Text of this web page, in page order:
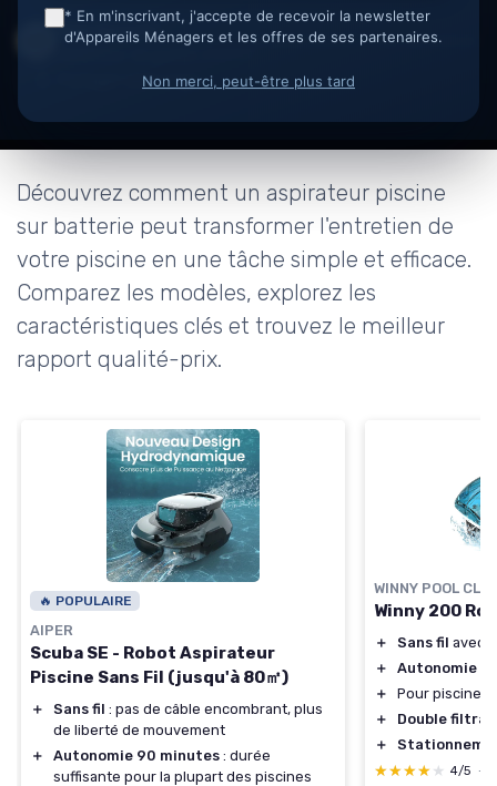
Akim Benarfa
27 juillet 2025 9 min de lecture
Partager cette page
Découvrez comment un aspirateur piscine
sur batterie peut transformer l'entretien de
votre piscine en une tâche simple et efficace.
Comparez les modèles, explorez les
caractéristiques clés et trouvez le meilleur
rapport qualité-prix.
🔥 POPULAIRE
AIPER
Scuba SE - Robot Aspirateur
Piscine Sans Fil (jusqu'à 80㎡)
＋ Sans fil : pas de câble encombrant, plus
de liberté de mouvement
＋
Autonomie 90 minutes : durée
suffisante pour la plupart des piscines
WINNY POOL
Winny 200
＋ Sans fil avec
＋
Autonomie
＋
Pour piscines
＋
Double
＋
★★★★★
★★★★★ 4/5 —
* En m'inscrivant, j'accepte de recevoir la newsletter
d'Appareils Ménagers et les offres de ses partenaires.
Non merci, peut-être plus tard